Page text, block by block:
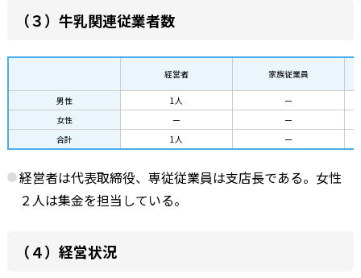
（３）牛乳関連従業者数
経営者 家族従業員
男性 1人
ー
女性
ー
ー
合計
1人 ー
経営者は代表取締役、専従従業員は支店長である。女性
２人は集金を担当している。
（４）経営状況